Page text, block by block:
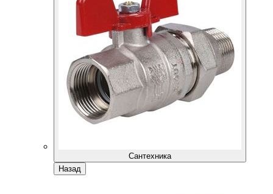
Сантехника
Назад